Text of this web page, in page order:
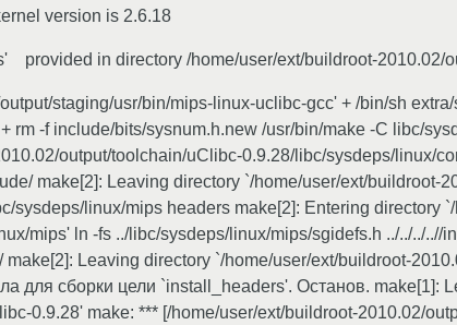
version is 2.6.18
provided in directory /home/user/ext/buildroot-2010.02/
staging/usr/bin/mips-linux-uclibc-gcc' + /bin/sh
rm -f include/bits/sysnum.h.new /usr/bin/make -C libc/
output/toolchain/uClibc-0.9.28/libc/sysdeps/linux/
make[2]: Leaving directory `/home/user/ext/buildroot-
sysdeps/linux/mips headers make[2]: Entering directory
mips' ln -fs ../libc/sysdeps/linux/mips/sgidefs.h ../../../..//
Leaving directory `/home/user/ext/buildroot-
для сборки цели `install_headers'. Останов. make[1]:
0.9.28' make: *** [/home/user/ext/buildroot-2010.02/